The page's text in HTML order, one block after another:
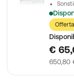
Jimmy
€
650,80